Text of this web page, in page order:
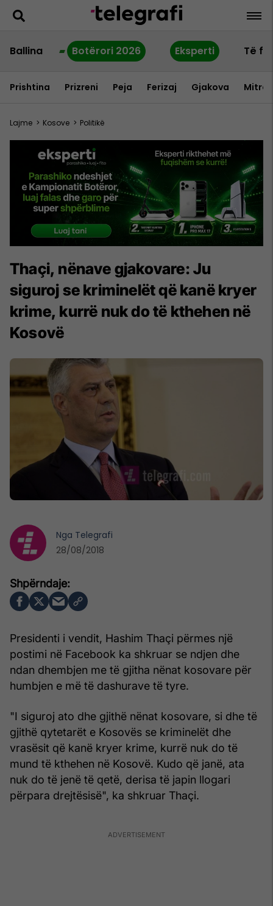
Ballina Botërori 2026 Eksperti Të
Prishtina Prizreni Peja Ferizaj Gjakova
Lajme > Kosove > Politikë
Thaçi, nënave gjakovare: Ju
siguroj se kriminelët që kanë kryer
krime, kurrë nuk do të kthehen në
Kosovë
Presidenti i vendit, Hashim Thaçi përmes një
postimi në Facebook ka shkruar se ndjen dhe
ndan dhembjen me të gjitha nënat kosovare për
humbjen e më të dashurave të tyre.
"I siguroj ato dhe gjithë nënat kosovare, si dhe të
gjithë qytetarët e Kosovës se kriminelët dhe
vrasësit që kanë kryer krime, kurrë nuk do të
mund të kthehen në Kosovë. Kudo që janë, ata
nuk do të jenë të qetë, derisa të japin llogari
përpara drejtësisë", ka shkruar Thaçi.
Nga Telegrafi
28/08/2018